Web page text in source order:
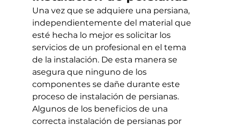
Una vez que se adquiere una persiana,
independientemente del material que
esté hecha lo mejor es solicitar los
servicios de un profesional en el tema
de la instalación. De esta manera se
asegura que ninguno de los
componentes se dañe durante este
proceso de instalación de persianas.
Algunos de los beneficios de una
correcta instalación de persianas por